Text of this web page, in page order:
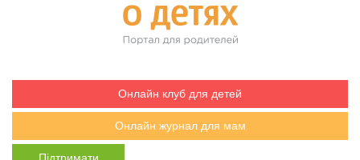
Онлайн клуб для детей
Онлайн журнал для мам